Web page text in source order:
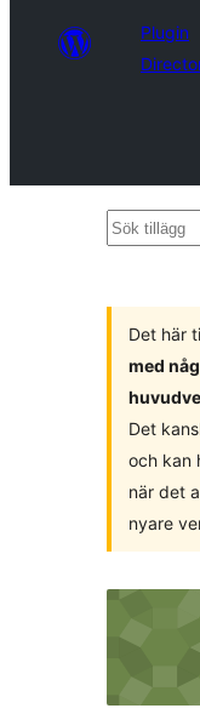
Plugin
Sök
Det här
med
Det
och kan
när det
nyare